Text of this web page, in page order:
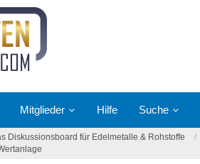
Mitglieder Hilfe Suche
Diskussionsboard für Edelmetalle & Rohstoffe